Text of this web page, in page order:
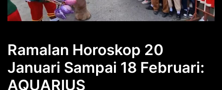
Ramalan Horoskop 20
Januari Sampai 18 Februari:
AQUARIUS